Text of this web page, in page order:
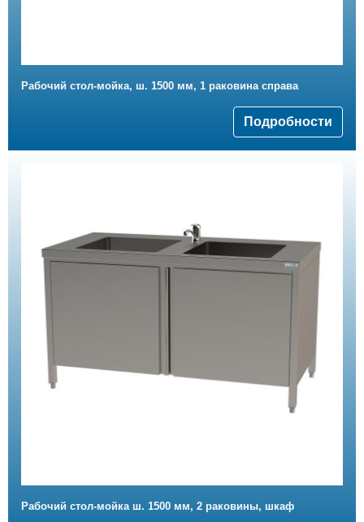
Рабочий стол-мойка, ш. 1500 мм, 1 раковина справа
Подробности
Рабочий стол-мойка ш. 1500 мм, 2 раковины, шкаф